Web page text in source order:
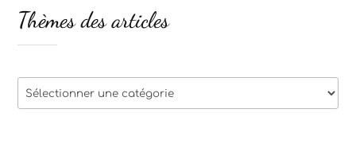
Thèmes des articles
Thèmes
des